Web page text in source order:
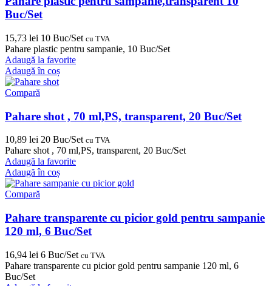
Buc/Set
15,73 lei 10 Buc/Set cu TVA
Pahare plastic pentru sampanie, 10 Buc/Set
Adaugă la favorite
Adaugă în coș
Compară
Pahare shot , 70 ml,PS, transparent, 20 Buc/Set
10,89 lei 20 Buc/Set cu TVA
Pahare shot , 70 ml,PS, transparent, 20 Buc/Set
Adaugă la favorite
Adaugă în coș
Compară
Pahare transparente cu picior gold pentru sampanie
120 ml, 6 Buc/Set
16,94 lei 6 Buc/Set cu TVA
Pahare transparente cu picior gold pentru sampanie 120 ml, 6
Buc/Set